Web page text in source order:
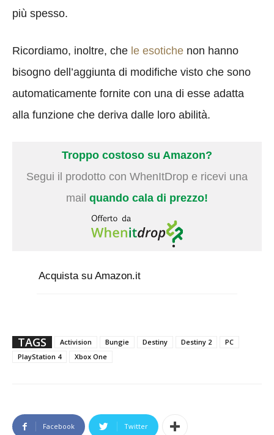
più spesso.
Ricordiamo, inoltre, che le esotiche non hanno
bisogno dell’aggiunta di modifiche visto che sono
automaticamente fornite con una di esse adatta
alla funzione che deriva dalle loro abilità.
Troppo costoso su Amazon?
Segui il prodotto con WhenItDrop e ricevi una
mail quando cala di prezzo!
Acquista su Amazon.it
TAGS Activision Bungie Destiny Destiny 2
PC
PlayStation 4
Xbox One
Facebook Twitter